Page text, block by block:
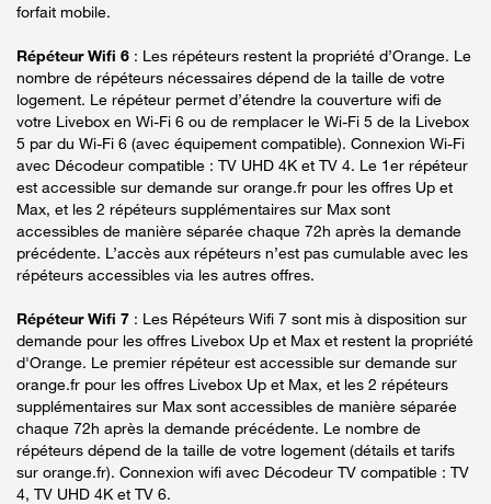
forfait mobile.
Répéteur Wifi 6 : Les répéteurs restent la propriété d’Orange. Le
nombre de répéteurs nécessaires dépend de la taille de votre
logement. Le répéteur permet d’étendre la couverture wifi de
votre Livebox en Wi-Fi 6 ou de remplacer le Wi-Fi 5 de la Livebox
5 par du Wi-Fi 6 (avec équipement compatible). Connexion Wi-Fi
avec Décodeur compatible : TV UHD 4K et TV 4. Le 1er répéteur
est accessible sur demande sur orange.fr pour les offres Up et
Max, et les 2 répéteurs supplémentaires sur Max sont
accessibles de manière séparée chaque 72h après la demande
précédente. L’accès aux répéteurs n’est pas cumulable avec les
répéteurs accessibles via les autres offres.
Répéteur Wifi 7 : Les Répéteurs Wifi 7 sont mis à disposition sur
demande pour les offres Livebox Up et Max et restent la propriété
d'Orange. Le premier répéteur est accessible sur demande sur
orange.fr pour les offres Livebox Up et Max, et les 2 répéteurs
supplémentaires sur Max sont accessibles de manière séparée
chaque 72h après la demande précédente. Le nombre de
répéteurs dépend de la taille de votre logement (détails et tarifs
sur orange.fr). Connexion wifi avec Décodeur TV compatible : TV
4, TV UHD 4K et TV 6.